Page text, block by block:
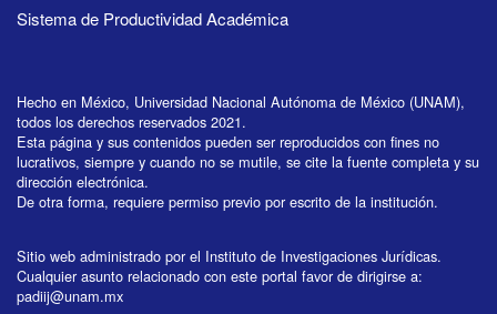
Sistema de Productividad Académica
Hecho en México, Universidad Nacional Autónoma de México (UNAM),
todos los derechos reservados 2021.
Esta página y sus contenidos pueden ser reproducidos con fines no
lucrativos, siempre y cuando no se mutile, se cite la fuente completa y su
dirección electrónica.
De otra forma, requiere permiso previo por escrito de la institución.
Sitio web administrado por el Instituto de Investigaciones Jurídicas.
Cualquier asunto relacionado con este portal favor de dirigirse a:
padiij@unam.mx